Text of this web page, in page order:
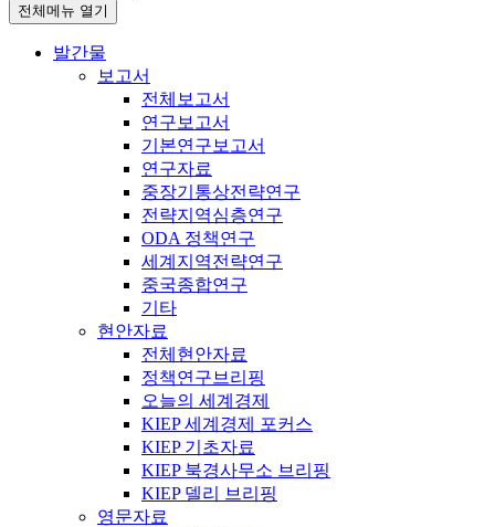
전체메뉴 열기
발간물
보고서
전체보고서
연구보고서
기본연구보고서
연구자료
중장기통상전략연구
전략지역심층연구
ODA 정책연구
세계지역전략연구
중국종합연구
기타
현안자료
전체현안자료
정책연구브리핑
오늘의 세계경제
KIEP 세계경제 포커스
KIEP 기초자료
KIEP 북경사무소 브리핑
KIEP 델리 브리핑
영문자료